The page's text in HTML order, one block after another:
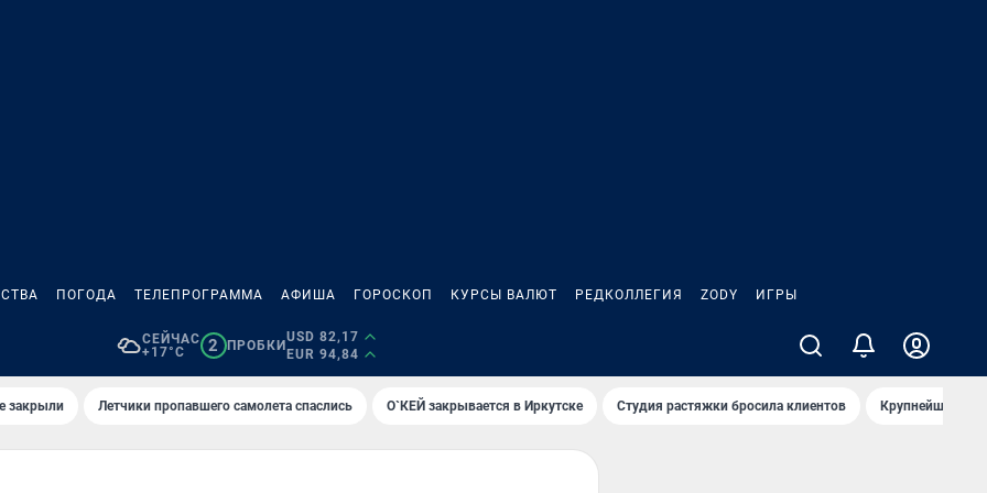
ПОГОДА ТЕЛЕПРОГРАММА АФИША ГОРОСКОП КУРСЫ ВАЛЮТ РЕДКОЛЛЕГИЯ ZODY ИГРЫ
СЕЙЧАС
+17°C
2 ПРОБКИ
USD 82,17
EUR 94,84
закрыли Летчики пропавшего самолета спаслись О`КЕЙ закрывается в Иркутске Студия растяжки бросила клиентов Крупнейшие